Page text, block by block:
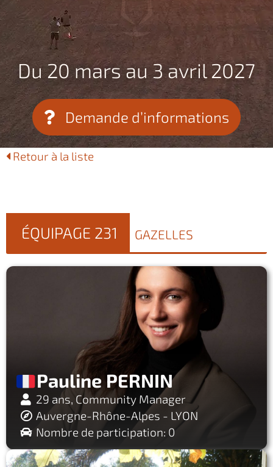
Du 20 mars au 3 avril 2027
Demande d’informations
Retour à la liste
ÉQUIPAGE 231 GAZELLES
Pauline PERNIN
29 ans, Community Manager
Auvergne-Rhône-Alpes - LYON
Nombre de participation: 0